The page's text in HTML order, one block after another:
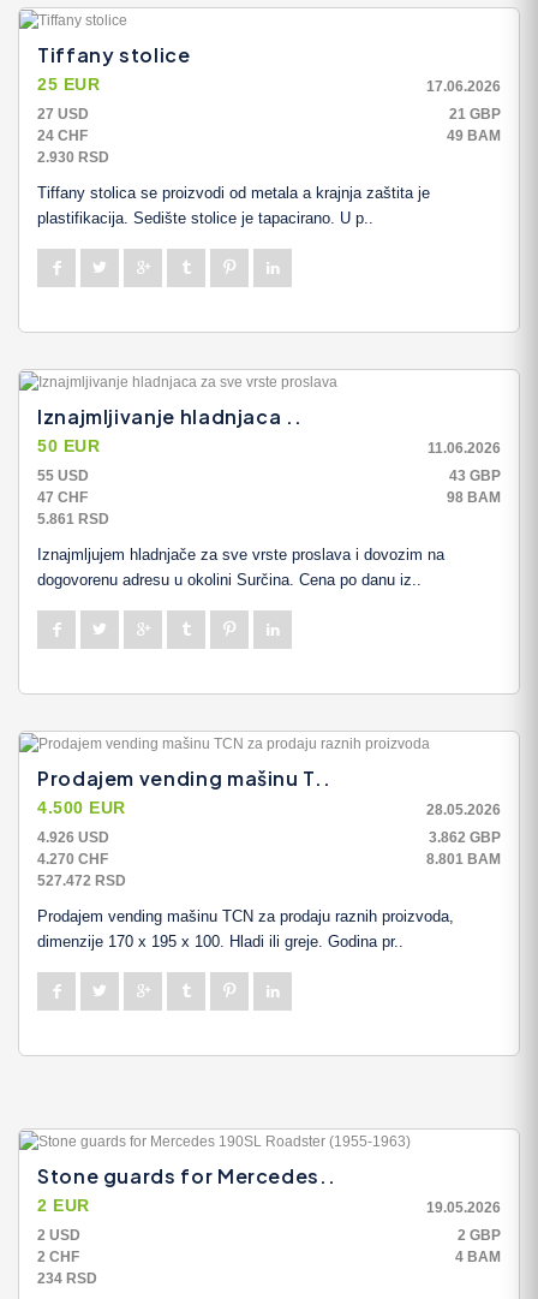
Tiffany stolice
25 EUR
17.06.2026
27 USD
21 GBP
24 CHF
49 BAM
2.930 RSD
Tiffany stolica se proizvodi od metala a krajnja zaštita je
plastifikacija. Sedište stolice je tapacirano. U p..
Iznajmljivanje hladnjaca ..
50 EUR
11.06.2026
55 USD
43 GBP
47 CHF
98 BAM
5.861 RSD
Iznajmljujem hladnjače za sve vrste proslava i dovozim na
dogovorenu adresu u okolini Surčina. Cena po danu iz..
Prodajem vending mašinu T..
4.500 EUR
28.05.2026
4.926 USD
3.862 GBP
4.270 CHF
8.801 BAM
527.472 RSD
Prodajem vending mašinu TCN za prodaju raznih proizvoda,
dimenzije 170 x 195 x 100. Hladi ili greje. Godina pr..
Stone guards for Mercedes..
2 EUR
19.05.2026
2 USD
2 GBP
2 CHF
4 BAM
234 RSD